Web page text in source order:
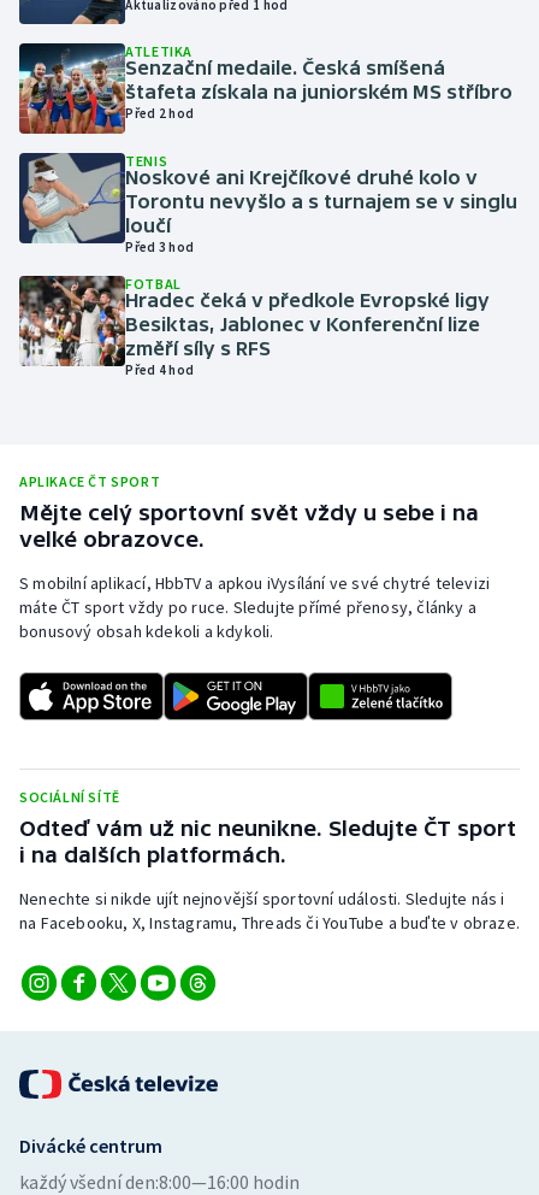
Lyže a snowboard
Moderní pětiboj
Motorsport
Olympijské hry
Parasport
Plavání
Rychlobruslení
Rychlostní kanoistika
Short track
Sportovní střelba
Triatlon
Veslování
Vodní slalom
Volejbal
Ostatní
Aktualizováno před 1 hod
ATLETIKA
Senzační medaile. Česká smíšená
štafeta získala na juniorském MS stříbro
Před 2 hod
TENIS
Noskové ani Krejčíkové druhé kolo v
Torontu nevyšlo a s turnajem se v singlu
loučí
Před 3 hod
FOTBAL
Hradec čeká v předkole Evropské ligy
Besiktas, Jablonec v Konferenční lize
změří síly s RFS
Před 4 hod
APLIKACE ČT SPORT
Mějte celý sportovní svět vždy u sebe i na
velké obrazovce.
S mobilní aplikací, HbbTV a apkou iVysílání ve své chytré televizi
máte ČT sport vždy po ruce. Sledujte přímé přenosy, články a
bonusový obsah kdekoli a kdykoli.
SOCIÁLNÍ SÍTĚ
Odteď vám už nic neunikne. Sledujte ČT sport
i na dalších platformách.
Nenechte si nikde ujít nejnovější sportovní události. Sledujte nás i
na Facebooku, X, Instagramu, Threads či YouTube a buďte v obraze.
Divácké centrum
každý všední den:8:00—16:00 hodin